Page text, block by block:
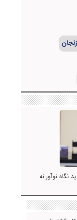
نوآورانه